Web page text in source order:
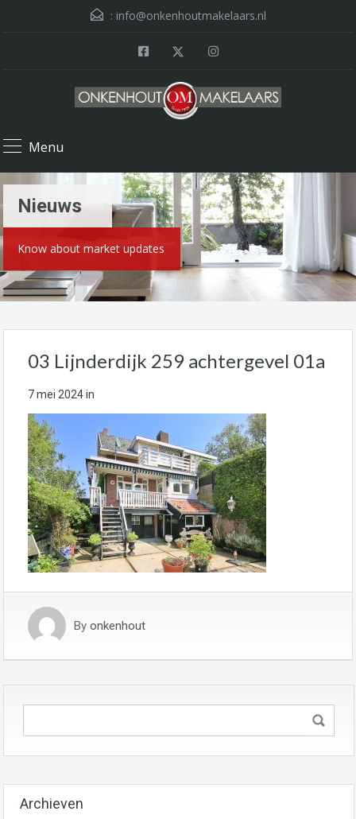
: info@onkenhoutmakelaars.nl
Menu
Nieuws
Know about market updates
03 Lijnderdijk 259 achtergevel 01a
7 mei 2024in
By onkenhout
Archieven